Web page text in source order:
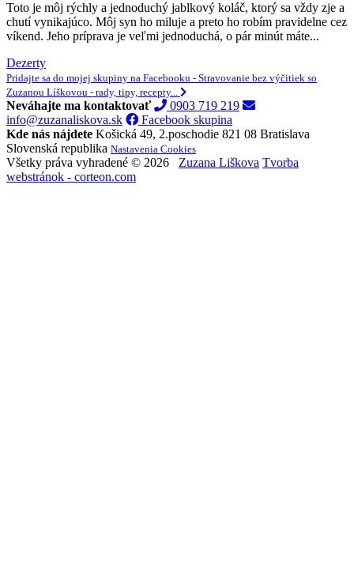
Toto je môj rýchly a jednoduchý jablkový koláč, ktorý sa vždy zje a
chutí vynikajúco. Môj syn ho miluje a preto ho robím pravidelne cez
víkend. Jeho príprava je veľmi jednoduchá, o pár minút máte...
Dezerty
Pridajte sa do mojej skupiny na Facebooku - Stravovanie bez výčitiek so
Zuzanou Líškovou - rady, tipy, recepty...
Neváhajte ma kontaktovať
0903 719 219
info@zuzanaliskova.sk
Facebook skupina
Kde nás nájdete Košická 49, 2.poschodie 821 08 Bratislava
Slovenská republika Nastavenia Cookies
Všetky práva vyhradené © 2026 Zuzana Liškova Tvorba
webstránok - corteon.com